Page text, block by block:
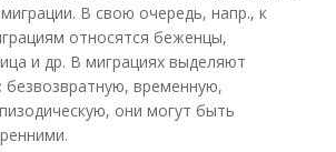
В свою очередь, напр., к
относятся беженцы,
и др. В миграциях выделяют
временную,
они могут быть